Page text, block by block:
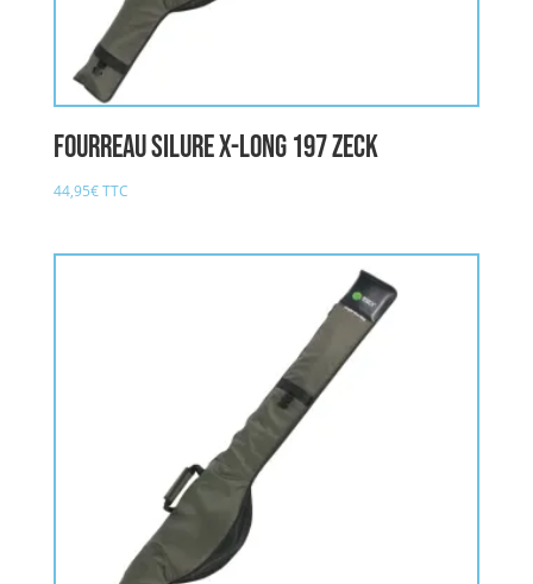
Fourreau Silure X-Long 197 ZECK
44,95€TTC